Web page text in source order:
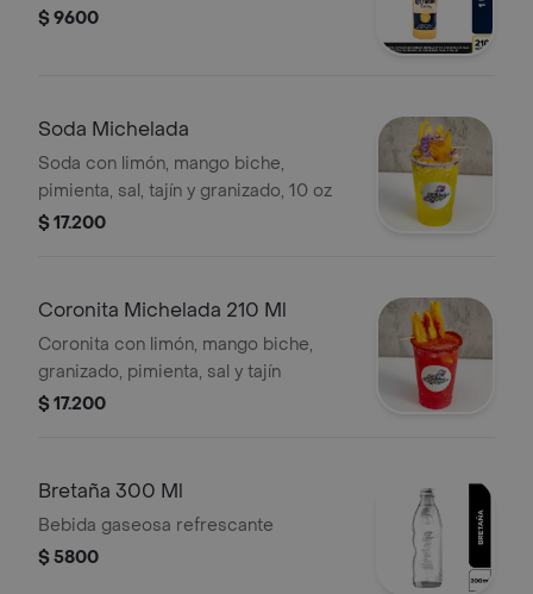
$ 9600
Soda Michelada
Soda con limón, mango biche,
pimienta, sal, tajín y granizado, 10 oz
$ 17.200
Coronita Michelada 210 Ml
Coronita con limón, mango biche,
granizado, pimienta, sal y tajín
$ 17.200
Bretaña 300 Ml
Bebida gaseosa refrescante
$ 5800